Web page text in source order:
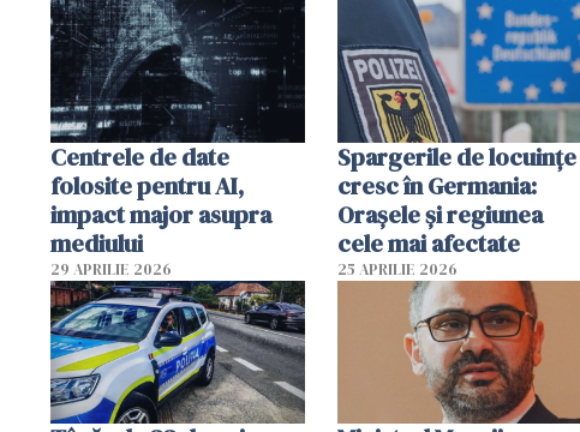
Centrele de date
folosite pentru AI,
impact major asupra
mediului
29 APRILIE 2026
Spargerile de locuințe
cresc în Germania:
Orașele și regiunea
cele mai afectate
25 APRILIE 2026